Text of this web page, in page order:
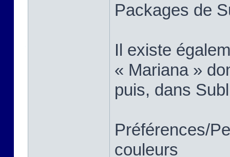
Packages de
Il existe
« Mariana »
puis, dans
Préférences/
couleurs